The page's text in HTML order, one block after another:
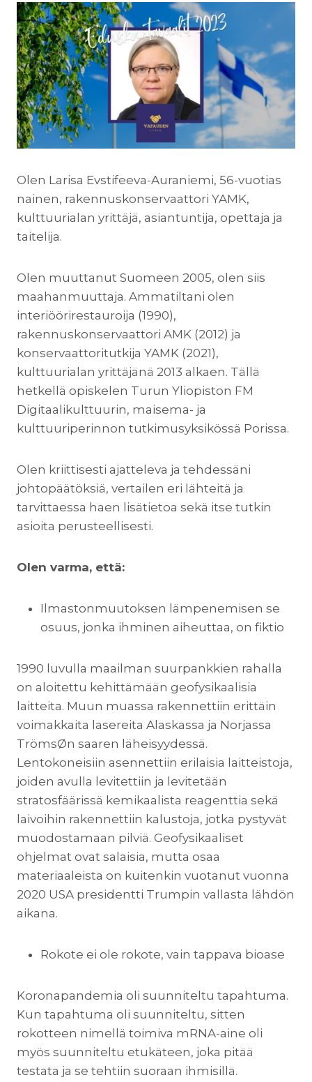
Olen Larisa Evstifeeva-Auraniemi, 56-vuotias
nainen, rakennuskonservaattori YAMK,
kulttuurialan yrittäjä, asiantuntija, opettaja ja
taitelija.
Olen muuttanut Suomeen 2005, olen siis
maahanmuuttaja. Ammatiltani olen
interiöörirestauroija (1990),
rakennuskonservaattori AMK (2012) ja
konservaattoritutkija YAMK (2021),
kulttuurialan yrittäjänä 2013 alkaen. Tällä
hetkellä opiskelen Turun Yliopiston FM
Digitaalikulttuurin, maisema- ja
kulttuuriperinnon tutkimusyksikössä Porissa.
Olen kriittisesti ajatteleva ja tehdessäni
johtopäätöksiä, vertailen eri lähteitä ja
tarvittaessa haen lisätietoa sekä itse tutkin
asioita perusteellisesti.
Olen varma, että:
Ilmastonmuutoksen lämpenemisen se
osuus, jonka ihminen aiheuttaa, on fiktio
1990 luvulla maailman suurpankkien rahalla
on aloitettu kehittämään geofysikaalisia
laitteita. Muun muassa rakennettiin erittäin
voimakkaita lasereita Alaskassa ja Norjassa
TrömsØn saaren läheisyydessä.
Lentokoneisiin asennettiin erilaisia laitteistoja,
joiden avulla levitettiin ja levitetään
stratosfäärissä kemikaalista reagenttia sekä
laivoihin rakennettiin kalustoja, jotka pystyvät
muodostamaan pilviä. Geofysikaaliset
ohjelmat ovat salaisia, mutta osaa
materiaaleista on kuitenkin vuotanut vuonna
2020 USA presidentti Trumpin vallasta lähdön
aikana.
Rokote ei ole rokote, vain tappava bioase
Koronapandemia oli suunniteltu tapahtuma.
Kun tapahtuma oli suunniteltu, sitten
rokotteen nimellä toimiva mRNA-aine oli
myös suunniteltu etukäteen, joka pitää
testata ja se tehtiin suoraan ihmisillä.